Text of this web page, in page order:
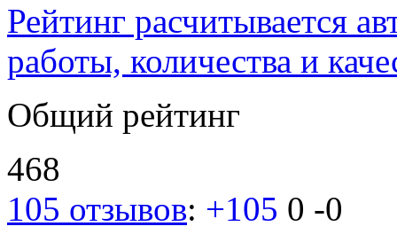
Рейтинг расчитывается
работы, количества и
Общий рейтинг
468
105 отзывов: +105 0 -0